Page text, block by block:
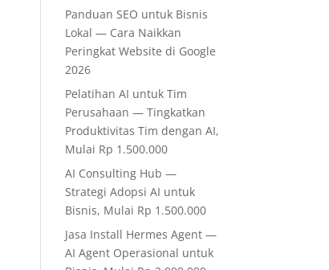
Panduan SEO untuk Bisnis
Lokal — Cara Naikkan
Peringkat Website di Google
2026
Pelatihan AI untuk Tim
Perusahaan — Tingkatkan
Produktivitas Tim dengan AI,
Mulai Rp 1.500.000
AI Consulting Hub —
Strategi Adopsi AI untuk
Bisnis, Mulai Rp 1.500.000
Jasa Install Hermes Agent —
AI Agent Operasional untuk